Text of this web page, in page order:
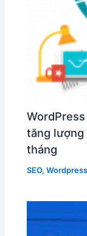
tăng lượng
tháng
SEO,Wordpress